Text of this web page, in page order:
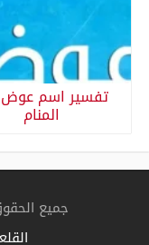
تفسير اسم
المنام
جميع الحقوق